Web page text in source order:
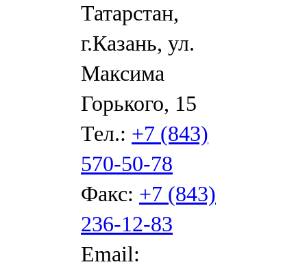
Татарстан,
г.Казань, ул.
Максима
Горького, 15
Тел.: +7 (843)
570-50-78
Факс: +7 (843)
236-12-83
Email: